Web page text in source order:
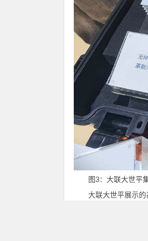
图3：大联大世平
大联大世平展示